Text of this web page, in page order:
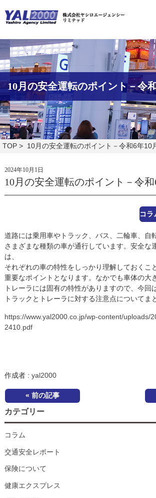
10月の安全運転のポイント－令
TOP > 10月の安全運転のポイント－令和6年10
2024年10月1日
10月の安全運転のポイント－令
コラ
道路には乗用車やトラック、バス、二輪車、自
さまざまな種類の車が通行しています。安全な
は、
それぞれの車の特性をしっかり理解しておくこ
重要なポイントとなります。なかでも車体の大
トレーラには固有の特性がありますので、今回
トラックとトレーラに対する注意点についてま
https://www.yal2000.co.jp/wp-content/uploads/
2410.pdf
作成者 : yal2000
« 前の記事
カテゴリー
コラム
交通安全レポート
保険について
健康エクスプレス